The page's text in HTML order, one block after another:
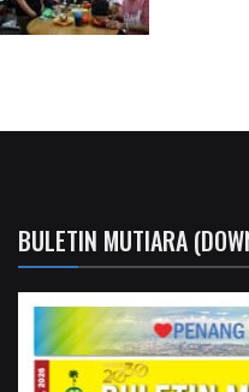
BULETIN MUTIARA